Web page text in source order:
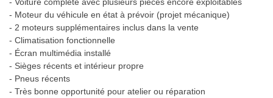
- Moteur du véhicule en état à prévoir (projet mécanique)
- 2 moteurs supplémentaires inclus dans la vente
- Climatisation fonctionnelle
- Écran multimédia installé
- Sièges récents et intérieur propre
- Pneus récents
- Très bonne opportunité pour atelier ou réparation